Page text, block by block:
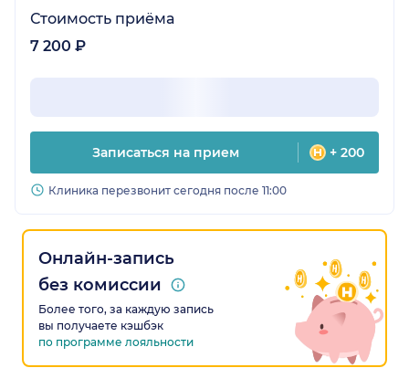
Стоимость приёма
7 200 ₽
Записаться на прием + 200
Клиника перезвонит сегодня после 11:00
Онлайн-запись
без комиссии
Более того, за каждую запись
вы получаете кэшбэк
по программе лояльности